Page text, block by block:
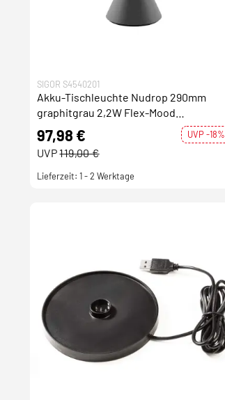
SIGOR S4540201
Akku-Tischleuchte Nudrop 290mm
graphitgrau 2,2W Flex-Mood
2200K/2700K IP54 168/197lm
97,98 € UVP -18%
UVP119,00 €
Lieferzeit: 1 - 2 Werktage